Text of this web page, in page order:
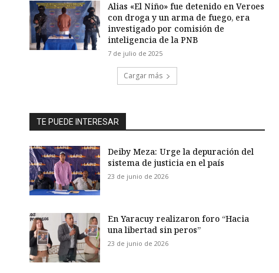
Alias «El Niño» fue detenido en Veroes
con droga y un arma de fuego, era
investigado por comisión de
inteligencia de la PNB
7 de julio de 2025
Cargar más
TE PUEDE INTERESAR
Deiby Meza: Urge la depuración del
sistema de justicia en el país
23 de junio de 2026
En Yaracuy realizaron foro “Hacia
una libertad sin peros”
23 de junio de 2026